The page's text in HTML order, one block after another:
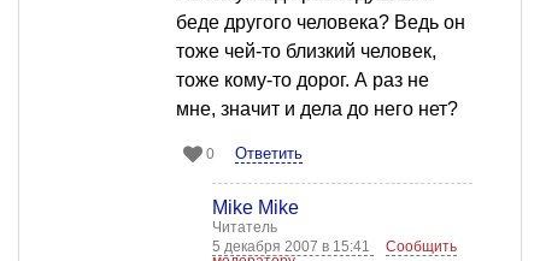
беде другого человека? Ведь он
тоже чей-то близкий человек,
тоже кому-то дорог. А раз не
мне, значит и дела до него нет?
0 Ответить
Mike Mike
Читатель
5 декабря 2007 в 15:41
Сообщить